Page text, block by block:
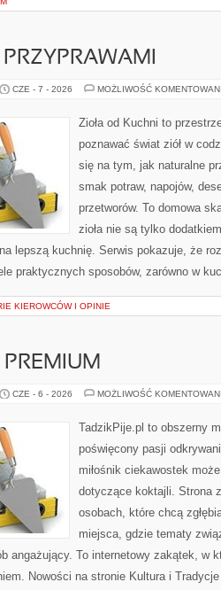
CZE - 7 - 2026 MOŻLIWOŚĆ
Zioła od Kuchni to
poznawać świat ziół w
się na tym, jak naturalne
smak potraw, napojów,
przetworów. To domowa
zioła nie są tylko
lepszą kuchnię. Serwis pokazuje, że
praktycznych sposobów, zarówno w
KIEROWCÓW I OPINIE
CZE - 6 - 2026 MOŻLIWOŚĆ
TadzikPije.pl to obszerny
poświęcony pasji
miłośnik ciekawostek
dotyczące koktajli. Strona
osobach, które chcą
miejsca, gdzie tematy
angażujący. To internetowy zakątek, w
Nowości na stronie Kultura i